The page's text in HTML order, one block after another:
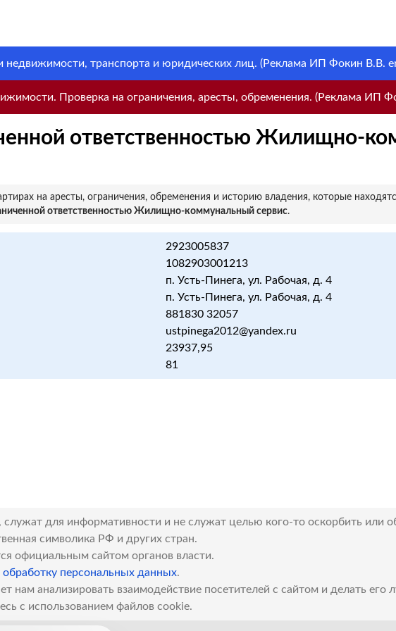
недвижимости, транспорта и юридических лиц. (Реклама ИП Фокин В.В.
Проверка на ограничения, аресты, обременения. (Реклама ИП
ответственностью Жилищно-
на аресты, ограничения, обременения и историю владения, которые
ответственностью Жилищно-коммунальный сервис.
2923005837
1082903001213
п. Усть-Пинега, ул. Рабочая, д. 4
п. Усть-Пинега, ул. Рабочая, д. 4
881830 32057
ustpinega2012@yandex.ru
23937,95
81
для информативности и не служат целью кого-то оскорбить или
символика РФ и других стран.
официальным сайтом органов власти.
обработку персональных данных.
нам анализировать взаимодействие посетителей с сайтом и делать
с использованием файлов cookie.